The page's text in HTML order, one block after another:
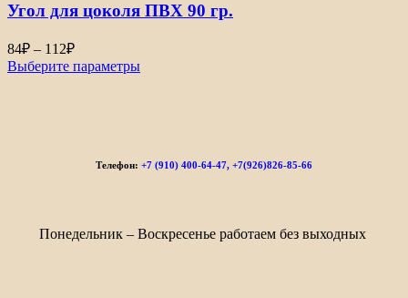
Угол для цоколя ПВХ 90 гр.
84₽ – 112₽
Выберите параметры
Телефон: +7 (910) 400-64-47, +7(926)826-85-66
Понедельник – Воскресенье работаем без выходных